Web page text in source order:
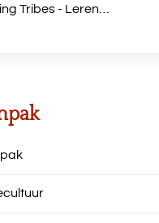
Tribes - Leren…